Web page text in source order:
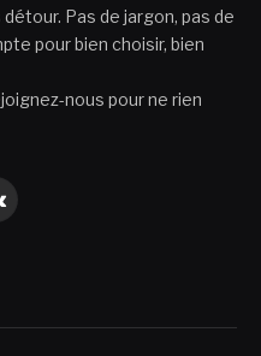
Pas de jargon, pas de
pour bien choisir, bien
nous pour ne rien